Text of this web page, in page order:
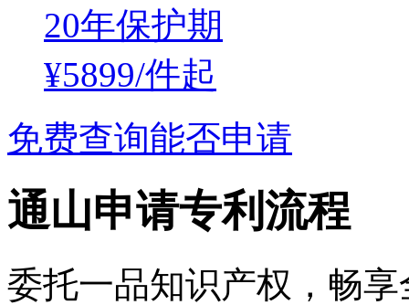
20年保护期
¥5899/件起
免费查询能否申请
通山申请专利流程
委托一品知识产权，畅